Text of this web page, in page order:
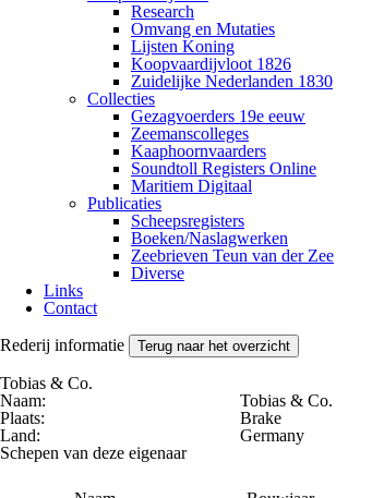
Research
Omvang en Mutaties
Lijsten Koning
Koopvaardijvloot 1826
Zuidelijke Nederlanden 1830
Collecties
Gezagvoerders 19e eeuw
Zeemanscolleges
Kaaphoornvaarders
Soundtoll Registers Online
Maritiem Digitaal
Publicaties
Scheepsregisters
Boeken/Naslagwerken
Zeebrieven Teun van der Zee
Diverse
Links
Contact
Rederij informatie
Terug naar het overzicht
Tobias & Co.
Naam:
Tobias & Co.
Plaats:
Brake
Land:
Germany
Schepen van deze eigenaar